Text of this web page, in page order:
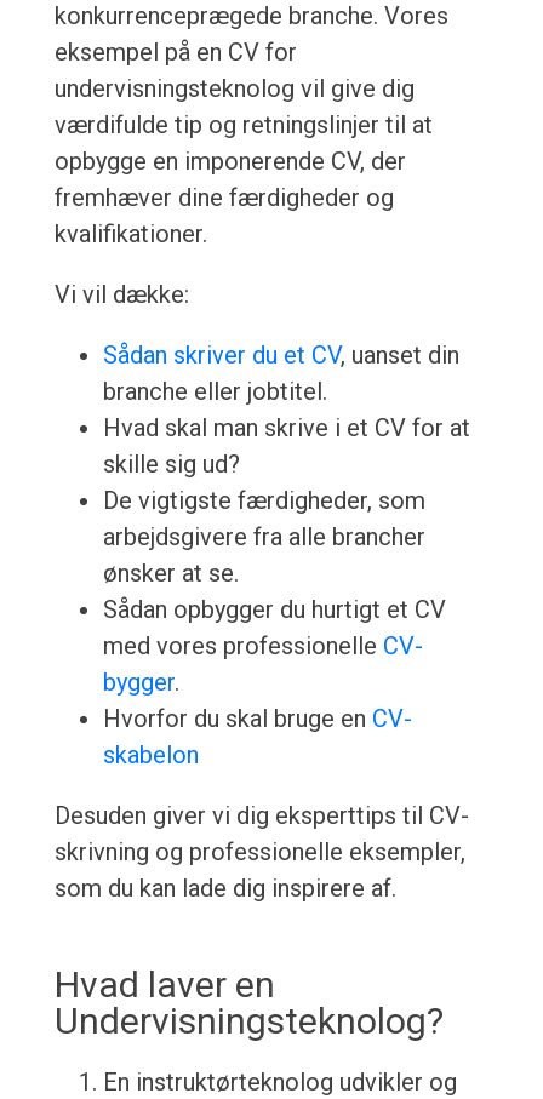
konkurrenceprægede branche. Vores
eksempel på en CV for
undervisningsteknolog vil give dig
værdifulde tip og retningslinjer til at
opbygge en imponerende CV, der
fremhæver dine færdigheder og
kvalifikationer.
Vi vil dække:
Sådan skriver du et CV, uanset din
branche eller jobtitel.
Hvad skal man skrive i et CV for at
skille sig ud?
De vigtigste færdigheder, som
arbejdsgivere fra alle brancher
ønsker at se.
Sådan opbygger du hurtigt et CV
med vores professionelle CV-
bygger.
Hvorfor du skal bruge en CV-
skabelon
Desuden giver vi dig eksperttips til CV-
skrivning og professionelle eksempler,
som du kan lade dig inspirere af.
Hvad laver en
Undervisningsteknolog?
En instruktørteknolog udvikler og